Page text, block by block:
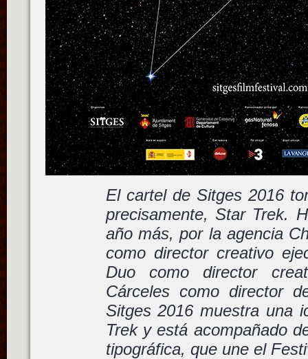
El cartel de Sitges 2016
precisamente, Star Trek.
año más, por la agencia
como director creativo
Duo como director
Cárceles como director
Sitges 2016 muestra una
Trek y está acompañado
tipográfica, que une el